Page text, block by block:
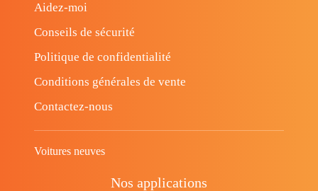
Aidez-moi
Conseils de sécurité
Politique de confidentialité
Conditions générales de vente
Contactez-nous
Voitures neuves
Nos applications